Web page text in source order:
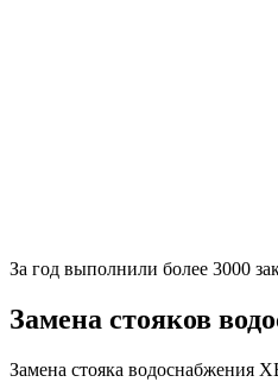
За год выполнили более 3000
Замена стояков
Замена стояка водоснабжения